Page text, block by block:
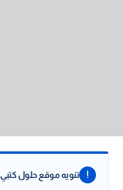
! تنويه موقع حلول كتبي